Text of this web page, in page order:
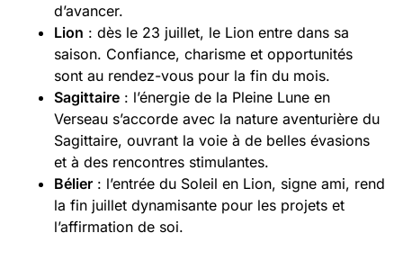
d’avancer.
Lion : dès le 23 juillet, le Lion entre dans sa
saison. Confiance, charisme et opportunités
sont au rendez-vous pour la fin du mois.
Sagittaire : l’énergie de la Pleine Lune en
Verseau s’accorde avec la nature aventurière du
Sagittaire, ouvrant la voie à de belles évasions
et à des rencontres stimulantes.
Bélier : l’entrée du Soleil en Lion, signe ami, rend
la fin juillet dynamisante pour les projets et
l’affirmation de soi.